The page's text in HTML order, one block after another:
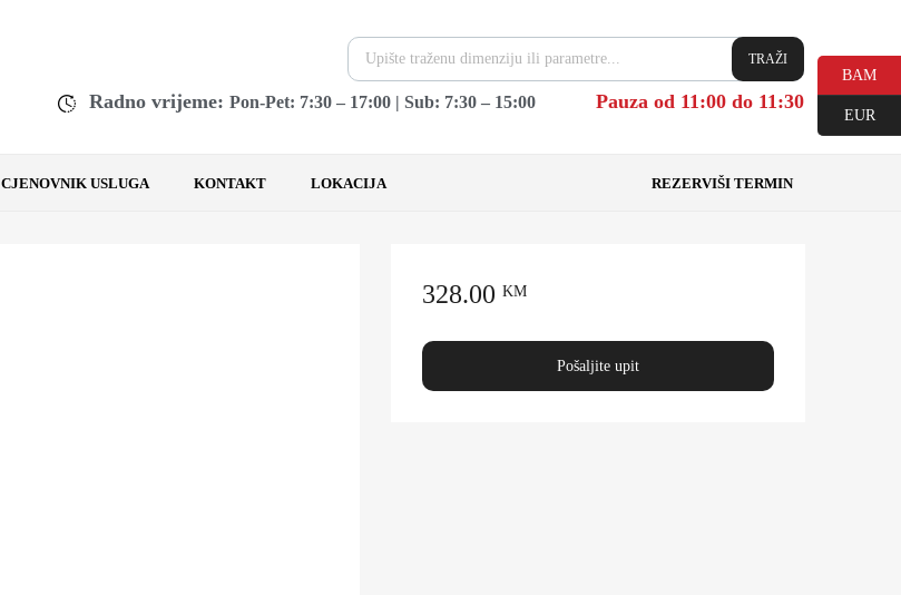
TRAŽI
Radno vrijeme: Pon-Pet: 7:30 – 17:00 | Sub: 7:30 – 15:00 Pauza od 11:00 do 11:30
CJENOVNIK USLUGA KONTAKT LOKACIJA REZERVIŠI TERMIN
328.00 KM
Pošaljite upit
BAM
EUR